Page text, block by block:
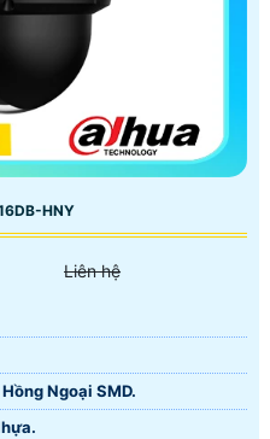
HNY
Liên hệ
Ngoại SMD.